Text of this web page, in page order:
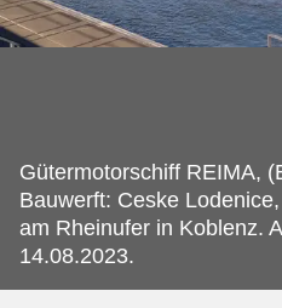
Gütermotorschiff REIMA,
Bauwerft: Ceske
am Rheinufer in Koblenz.
14.08.2023.